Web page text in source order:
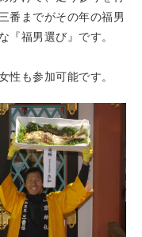
番までがその年の福男
福男選び』です。
性も参加可能です。